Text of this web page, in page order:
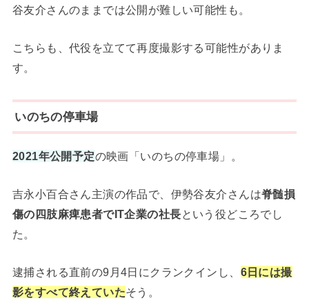
谷友介さんのままでは公開が難しい可能性も。
こちらも、代役を立てて再度撮影する可能性がありま
す。
いのちの停車場
2021年公開予定の映画「いのちの停車場」。
吉永小百合さん主演の作品で、伊勢谷友介さんは脊髄損
傷の四肢麻痺患者でIT企業の社長という役どころでし
た。
逮捕される直前の9月4日にクランクインし、 6日には撮
影をすべて終えていたそう。